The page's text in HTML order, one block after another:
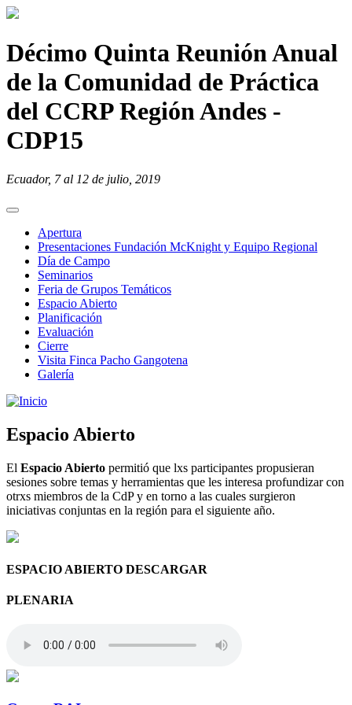
Pasar al contenido principal
Décimo Quinta Reunión Anual
de la Comunidad de Práctica
del CCRP Región Andes -
CDP15
Ecuador, 7 al 12 de julio, 2019
Apertura
Presentaciones Fundación McKnight y Equipo Regional
Día de Campo
Seminarios
Feria de Grupos Temáticos
Espacio Abierto
Planificación
Evaluación
Cierre
Visita Finca Pacho Gangotena
Galería
Espacio Abierto
El Espacio Abierto permitió que lxs participantes propusieran
sesiones sobre temas y herramientas que les interesa profundizar con
otrxs miembros de la CdP y en torno a las cuales surgieron
iniciativas conjuntas en la región para el siguiente año.
ESPACIO ABIERTO DESCARGAR
PLENARIA